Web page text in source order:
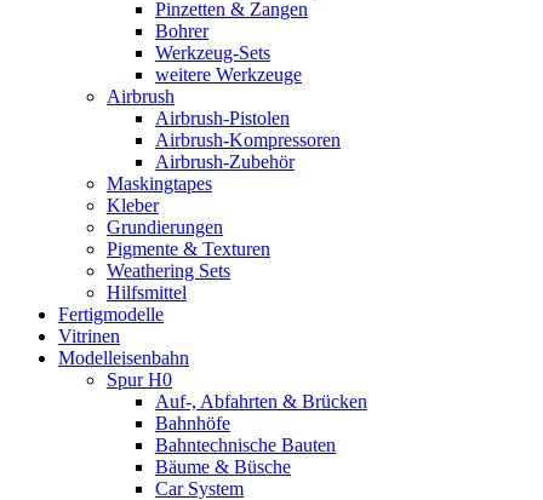
Pinzetten & Zangen
Bohrer
Werkzeug-Sets
weitere Werkzeuge
Airbrush
Airbrush-Pistolen
Airbrush-Kompressoren
Airbrush-Zubehör
Maskingtapes
Kleber
Grundierungen
Pigmente & Texturen
Weathering Sets
Hilfsmittel
Fertigmodelle
Vitrinen
Modelleisenbahn
Spur H0
Auf-, Abfahrten & Brücken
Bahnhöfe
Bahntechnische Bauten
Bäume & Büsche
Car System